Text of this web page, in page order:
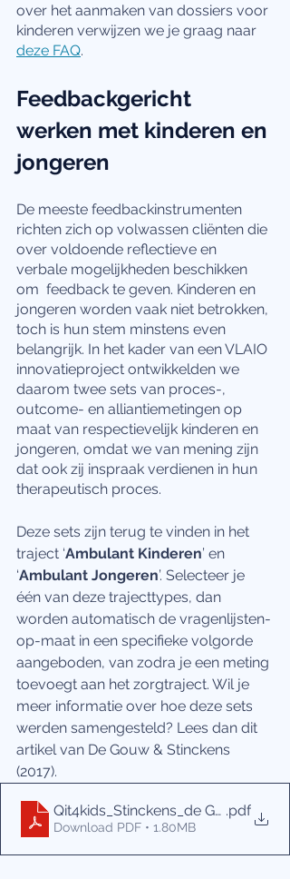
over het aanmaken van dossiers voor
kinderen verwijzen we je graag naar
deze FAQ.
Feedbackgericht
werken met kinderen en
jongeren
De meeste feedbackinstrumenten
richten zich op volwassen cliënten die
over voldoende reflectieve en
verbale mogelijkheden beschikken
om  feedback te geven. Kinderen en
jongeren worden vaak niet betrokken,
toch is hun stem minstens even
belangrijk. In het kader van een VLAIO
innovatieproject ontwikkelden we
daarom twee sets van proces-,
outcome- en alliantiemetingen op
maat van respectievelijk kinderen en
jongeren, omdat we van mening zijn
dat ook zij inspraak verdienen in hun
therapeutisch proces.
Deze sets zijn terug te vinden in het
traject ‘Ambulant Kinderen’ en
‘Ambulant Jongeren’. Selecteer je
één van deze trajecttypes, dan
worden automatisch de vragenlijsten-
op-maat in een specifieke volgorde
aangeboden, van zodra je een meting
toevoegt aan het zorgtraject. Wil je
meer informatie over hoe deze sets
werden samengesteld? Lees dan dit
artikel van De Gouw & Stinckens
(2017).
Qit4kids_Stinckens_de Gouw
.pdf
Download PDF • 1.80MB